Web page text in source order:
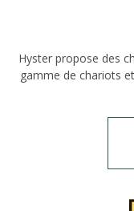
Hyster propose des
gamme de chariots